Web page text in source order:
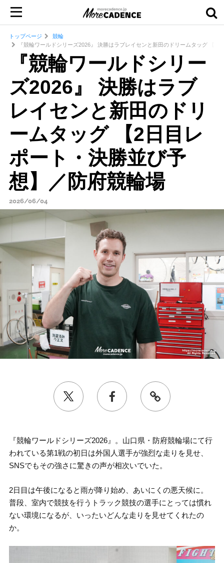
トップページ
競輪
『競輪ワールドシリーズ2026』 決勝はラブレイセンと新田のドリームタッグ 【2
『競輪ワールドシリー
ズ2026』 決勝はラブ
レイセンと新田のドリ
ームタッグ 【2日目レ
ポート・決勝並び予
想】／防府競輪場
2026/06/04
『競輪ワールドシリーズ2026』。山口県・防府競輪場にて行
われている第1戦の初日は外国人選手が強烈な走りを見せ、
SNSでもその強さに驚きの声が相次いでいた。
2日目は午後になると雨が降り始め、あいにくの悪天候に。
普段、室内で競技を行うトラック競技の選手にとっては慣れ
ない環境になるが、いったいどんな走りを見せてくれたの
か。